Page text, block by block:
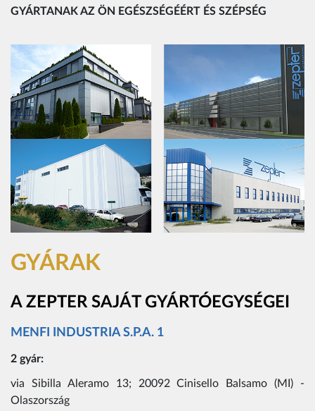
GYÁRTANAK AZ ÖN EGÉSZSÉGÉÉRT ÉS SZÉPSÉG
GYÁRAK
A ZEPTER SAJÁT GYÁRTÓEGYSÉGEI
MENFI INDUSTRIA S.P.A. 1
2 gyár:
via Sibilla Aleramo 13; 20092 Cinisello Balsamo (MI) -
Olaszország